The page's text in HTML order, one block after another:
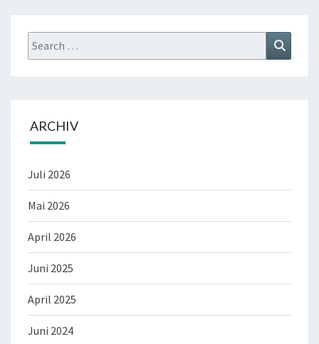
Search
for:
ARCHIV
Juli 2026
Mai 2026
April 2026
Juni 2025
April 2025
Juni 2024